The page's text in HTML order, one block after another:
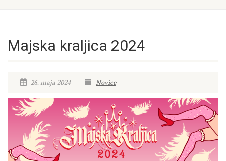
Majska kraljica 2024
26. maja 2024 Novice